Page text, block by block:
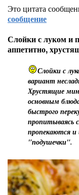
Это цитата
сообщение
Слойки с луком и
аппетитно,
Слойки с
вариант
Хрустящие
основным
быстрого
пропитываясь
пропекаются и
"подушечки".